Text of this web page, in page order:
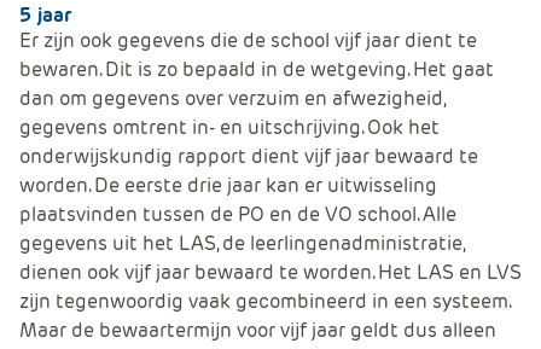
5 jaar
Er zijn ook gegevens die de school vijf jaar dient te
bewaren. Dit is zo bepaald in de wetgeving. Het gaat
dan om gegevens over verzuim en afwezigheid,
gegevens omtrent in- en uitschrijving. Ook het
onderwijskundig rapport dient vijf jaar bewaard te
worden. De eerste drie jaar kan er uitwisseling
plaatsvinden tussen de PO en de VO school. Alle
gegevens uit het LAS, de leerlingenadministratie,
dienen ook vijf jaar bewaard te worden. Het LAS en LVS
zijn tegenwoordig vaak gecombineerd in een systeem.
Maar de bewaartermijn voor vijf jaar geldt dus alleen